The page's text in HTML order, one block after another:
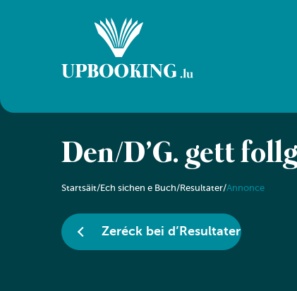
Den/D’G. gëtt
Startsäit/Ech sichen e Buch/Resultater/Annonce
Zeréck bei d’Resultater